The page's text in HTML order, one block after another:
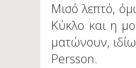
Μισό λεπτό,
Κύκλο και η
ματώνουν,
Persson.